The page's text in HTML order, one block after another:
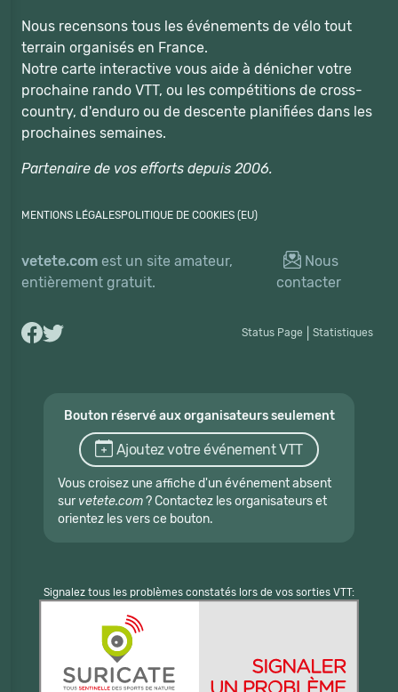
Nous recensons tous les événements de vélo tout
terrain organisés en France.
Notre carte interactive vous aide à dénicher votre
prochaine rando VTT, ou les compétitions de cross-
country, d'enduro ou de descente planifiées dans les
prochaines semaines.
Partenaire de vos efforts depuis 2006.
MENTIONS LÉGALESPOLITIQUE DE COOKIES (EU)
vetete.com est un site amateur,
entièrement gratuit.
Nous
contacter
Status Page Statistiques
Bouton réservé aux organisateurs seulement
Ajoutez votre événement VTT
Vous croisez une affiche d'un événement absent
sur vetete.com? Contactez les organisateurs et
orientez les vers ce bouton.
Signalez tous les problèmes constatés lors de vos sorties VTT: